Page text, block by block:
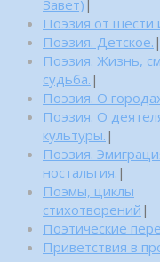
Завет) |
Поэзия от шести
Поэзия. Детское. |
Поэзия. Жизнь,
судьба. |
Поэзия. О
Поэзия. О
культуры. |
Поэзия.
ностальгия. |
Поэмы, циклы
стихотворений |
Поэтические
Приветствия в